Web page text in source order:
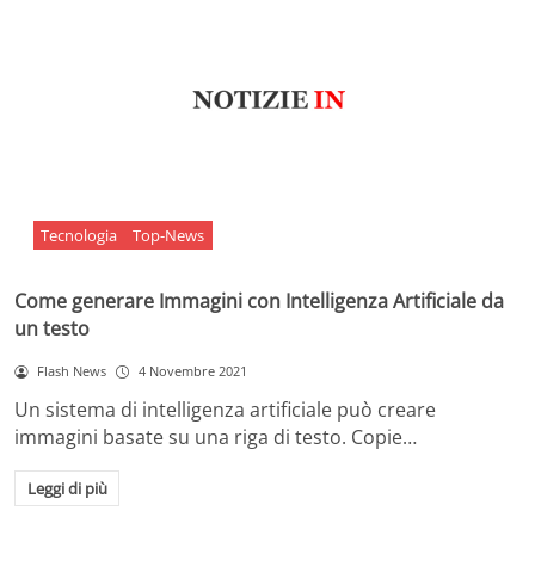
Tecnologia Top-News
Come generare Immagini con Intelligenza Artificiale da
un testo
Flash News 4 Novembre 2021
Un sistema di intelligenza artificiale può creare
immagini basate su una riga di testo. Copie…
Leggi di più